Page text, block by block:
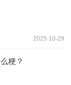
2025-10-29
梗？